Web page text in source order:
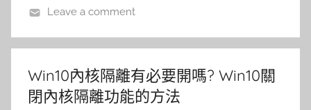
Leave a comment
Win10內核隔離有必要開嗎? Win10關
閉內核隔離功能的方法